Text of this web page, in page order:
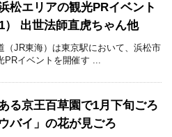
松エリアの観光PRイベント
1） 出世法師直虎ちゃん他
（JR東海）は東京駅において、浜松市
PRイベントを開催す ...
る京王百草園で1月下旬ごろ
バイ」の花が見ごろ